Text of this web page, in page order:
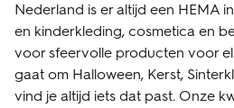
Nederland is er altijd een HEMA
en kinderkleding, cosmetica en
voor sfeervolle producten voor
gaat om Halloween, Kerst,
vind je altijd iets dat past. Onze